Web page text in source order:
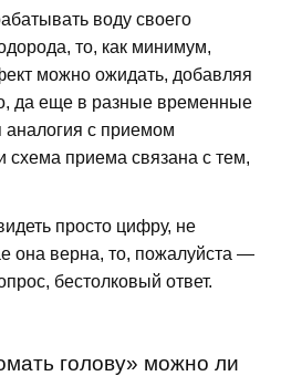
воду своего
то, как минимум,
можно ожидать, добавляя
да еще в разные временные
аналогия с приемом
схема приема связана с тем,
просто цифру, не
она верна, то, пожалуйста —
бестолковый ответ.
голову» можно ли